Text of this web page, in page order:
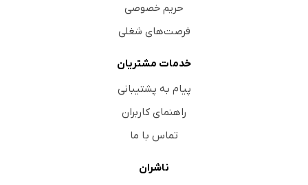
حریم خصوصی
فرصت‌های شغلی
خدمات مشتریان
پیام به پشتیبانی
راهنمای کاربران
تماس با ما
ناشران